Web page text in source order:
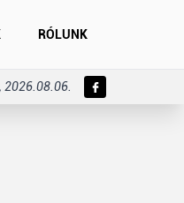
RÓLUNK
2026.08.06.